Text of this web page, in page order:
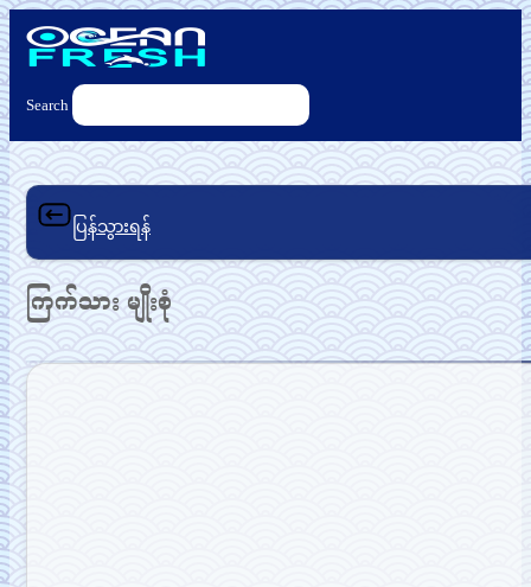
Search
ပြန်သွားရန်
ကြက်သား မျိုးစုံ